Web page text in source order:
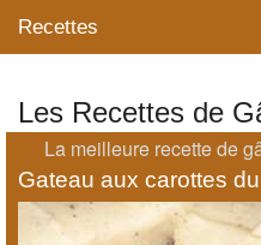
Recettes
Mes blogs préférés
Les Recettes de
La meilleure recette de
Gateau aux carottes